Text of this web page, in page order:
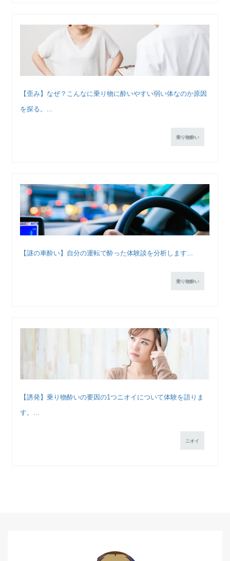
【歪み】なぜ？こんなに乗り物に酔いやすい弱い体なのか原因
を探る。...
乗り物酔い
【謎の車酔い】自分の運転で酔った体験談を分析します...
乗り物酔い
【誘発】乗り物酔いの要因の1つニオイについて体験を語りま
す。...
ニオイ